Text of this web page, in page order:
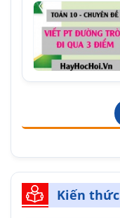
Kiến thức